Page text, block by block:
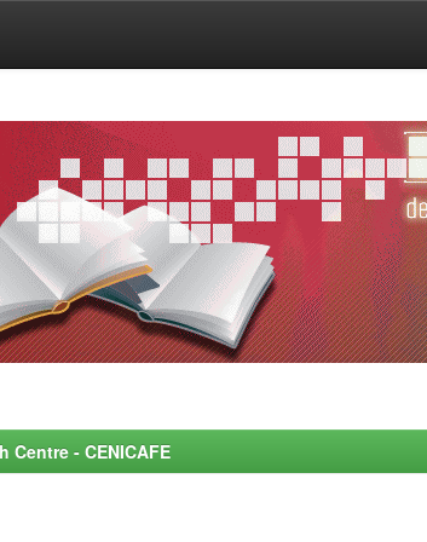
- CENICAFE